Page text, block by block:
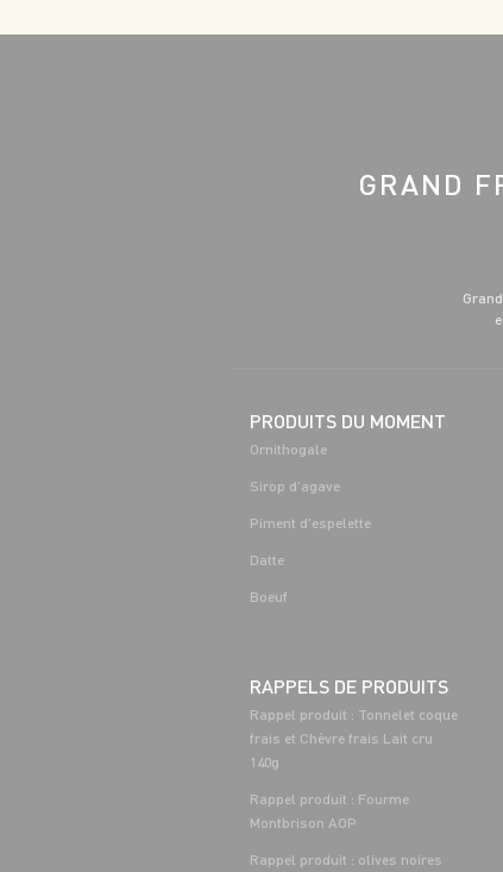
GRAND
PRODUITS DU MOMENT
Ornithogale
Sirop d’agave
Piment d'espelette
Datte
Boeuf
RAPPELS DE PRODUITS
Rappel produit : Tonnelet coque
frais et Chèvre frais Lait cru
140g
Rappel produit : Fourme
Montbrison AOP
Rappel produit : olives noires